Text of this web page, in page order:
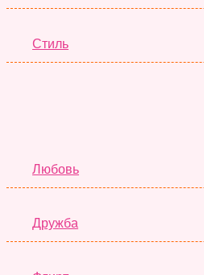
Стиль
Любовь
Дружба